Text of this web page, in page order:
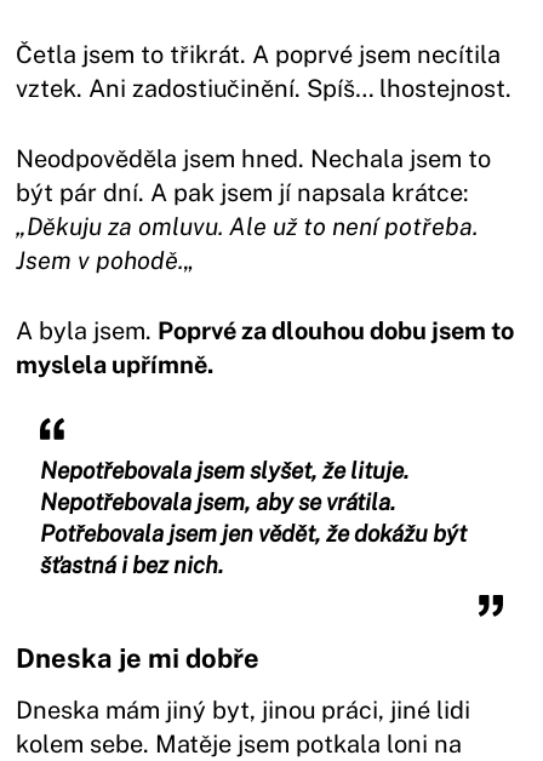
Četla jsem to třikrát. A poprvé jsem necítila
vztek. Ani zadostiučinění. Spíš… lhostejnost.
Neodpověděla jsem hned. Nechala jsem to
být pár dní. A pak jsem jí napsala krátce:
„Děkuju za omluvu. Ale už to není potřeba.
Jsem v pohodě.„
A byla jsem. Poprvé za dlouhou dobu jsem to
myslela upřímně.
Nepotřebovala jsem slyšet, že lituje.
Nepotřebovala jsem, aby se vrátila.
Potřebovala jsem jen vědět, že dokážu být
šťastná i bez nich.
Dneska je mi dobře
Dneska mám jiný byt, jinou práci, jiné lidi
kolem sebe. Matěje jsem potkala loni na